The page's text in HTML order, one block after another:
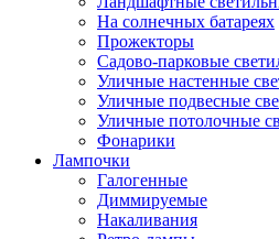
На солнечных батареях
Прожекторы
Садово-парковые
Уличные настенные
Уличные подвесные
Уличные потолочные
Фонарики
Лампочки
Галогенные
Диммируемые
Накаливания